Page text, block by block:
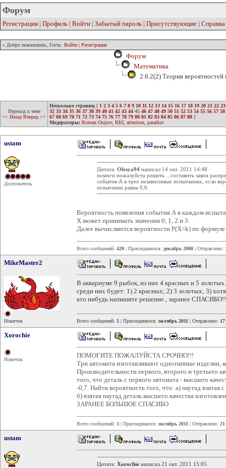
Форум
Регистрация | Профиль | Войти | Забытый пароль | Присутствующие | Справка
» Добро пожаловать, Гость: Войти | Регистрация
Форум
Математика
2.6.2(2) Теория вероятностей
Переход к теме
<< Назад Вперед >>
Несколько страниц [ 1 2 3 4 5 6 7 8 9 10 11 12 13 14 15 16 17 18 19 20 21 22 23
32 33 34 35 36 37 38 39 40 41 42 43 44 45 46 47 48 49 50 51 52 53 54 55 56 57 58
67 68 69 70 71 72 73 74 75 76 77 78 79 80 81 82 83 84 85 86 87 88 ]
Модераторы: Roman Osipov, RKI attention paradise
ustam
Долгожитель
Цитата: Olesya94 написал 14 окт. 2011 14:48
помоги пожалуйста решить ...составить закон
события А в трех независимых испытаниях, если
испытании равна 0,6
Вероятность появления события А в каждом
Х может принимать значения 0, 1, 2 и 3.
Далее вычисляются вероятности Р(Х=k) по формуле
Всего сообщений: 420 | Присоединился: декабрь 2008 | Отправлено:
MikeMaster2
Новичок
В аквариуме 9 рыбок, из них 4 красных и 5
среди них будет: 1) 2 красных; 2) 3 золотых; 3)
кто нибудь напишите решение , заранее
Всего сообщений: 5 | Присоединился: октябрь 2011 | Отправлено:
Xorochie
Новичок
ПОМОГИТЕ ПОЖАЛУЙСТА СРОЧНО!!!
Три автомата изготавливают однотипные
Производительности первого, второго и третьего
того, что деталь с первого автомата - высшего
-0,7. Найти вероятность того, что: а) наугад взятая
б) взятая наугад деталь высшего качества
ЗАРАНЕЕ БОЛЬШОЕ СПАСИБО
Всего сообщений: 3 | Присоединился: октябрь 2011 | Отправлено: 21
ustam
Цитата: Xorochie написал 21 окт. 2011 15:05